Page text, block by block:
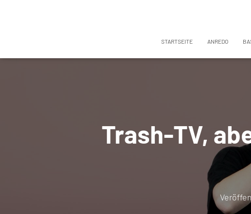
STARTSEITE ANREDO
Trash-TV,